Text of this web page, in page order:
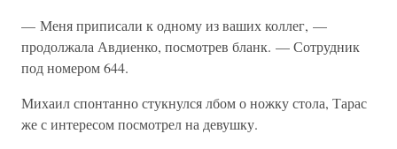
— Меня приписали к одному из ваших коллег, —
продолжала Авдиенко, посмотрев бланк. — Сотрудник
под номером 644.
Михаил спонтанно стукнулся лбом о ножку стола, Тарас
же с интересом посмотрел на девушку.